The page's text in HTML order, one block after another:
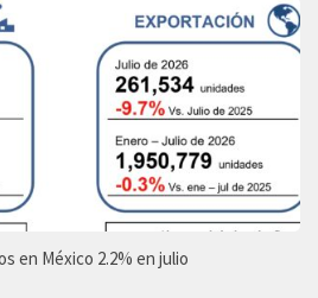
en México 2.2% en julio